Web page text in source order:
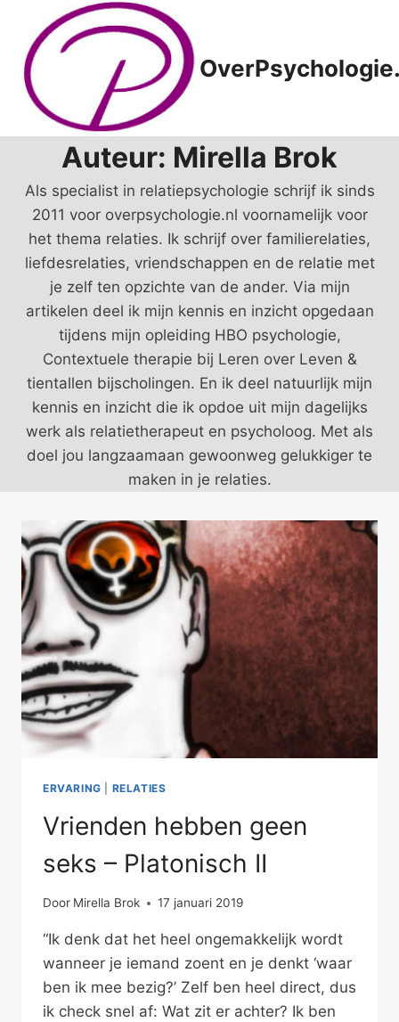
Doorgaan
inhoud
Auteur: Mirella Brok
Als specialist in relatiepsychologie schrijf ik sinds
2011 voor overpsychologie.nl voornamelijk voor
het thema relaties. Ik schrijf over familierelaties,
liefdesrelaties, vriendschappen en de relatie met
je zelf ten opzichte van de ander. Via mijn
artikelen deel ik mijn kennis en inzicht opgedaan
tijdens mijn opleiding HBO psychologie,
Contextuele therapie bij Leren over Leven &
tientallen bijscholingen. En ik deel natuurlijk mijn
kennis en inzicht die ik opdoe uit mijn dagelijks
werk als relatietherapeut en psycholoog. Met als
doel jou langzaamaan gewoonweg gelukkiger te
maken in je relaties.
ERVARING RELATIES
Vrienden hebben geen
seks – Platonisch II
Door Mirella Brok 17 januari 2019
“Ik denk dat het heel ongemakkelijk wordt
wanneer je iemand zoent en je denkt ‘waar
ben ik mee bezig?’ Zelf ben heel direct, dus
ik check snel af: Wat zit er achter? Ik ben